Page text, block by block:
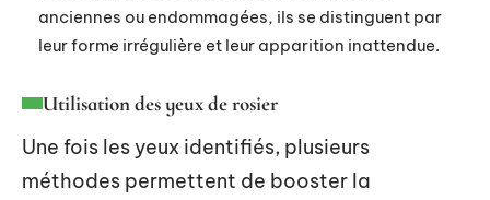
anciennes ou endommagées, ils se distinguent par
leur forme irrégulière et leur apparition inattendue.
Utilisation des yeux de rosier
Une fois les yeux identifiés, plusieurs
méthodes permettent de booster la